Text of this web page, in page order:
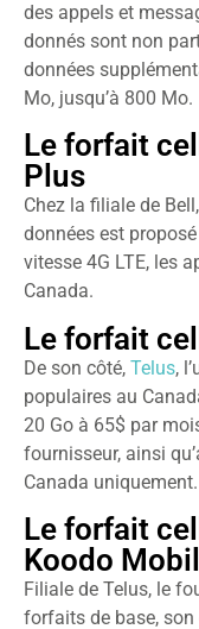
des appels et
donnés sont non
données
Mo, jusqu’à 800 Mo.
Le forfait
Plus
Chez la filiale de Bell,
données est
vitesse 4G LTE, les
Canada.
Le forfait
De son côté, Telus,
populaires au
20 Go à 65$ par
fournisseur, ainsi
Canada uniquement.
Le forfait
Koodo
Filiale de Telus, le
forfaits de base,